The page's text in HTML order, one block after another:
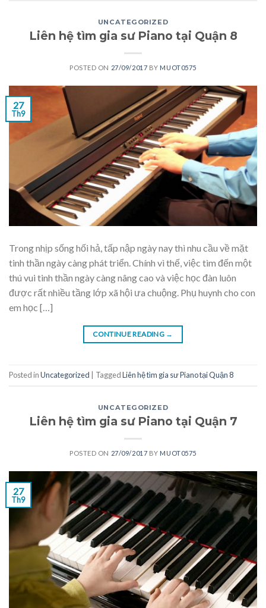
UNCATEGORIZED
Liên hệ tìm gia sư Piano tại Quận 8
POSTED ON 27/09/2017 BY MUOT0575
27
Th9
Trong nhịp sống hối hả, tấp nập ngày nay thì nhu cầu về mặt
tinh thần ngày càng phát triển. Chính vì thế, việc tìm đến một
thú vui tinh thần ngày càng nâng cao và việc học đàn luôn
được rất nhiều tầng lớp xã hội ưa chuộng. Phụ huynh cho con
em học […]
CONTINUE READING →
Posted inUncategorized TaggedLiên hệ tìm gia sư Piano tại Quận 8
UNCATEGORIZED
Liên hệ tìm gia sư Piano tại Quận 7
POSTED ON 27/09/2017 BY MUOT0575
27
Th9